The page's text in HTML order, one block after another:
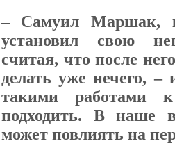
– Самуил Маршак,
установил свою
считая, что после
делать уже нечего,
такими работами
подходить. В наше
может повлиять на